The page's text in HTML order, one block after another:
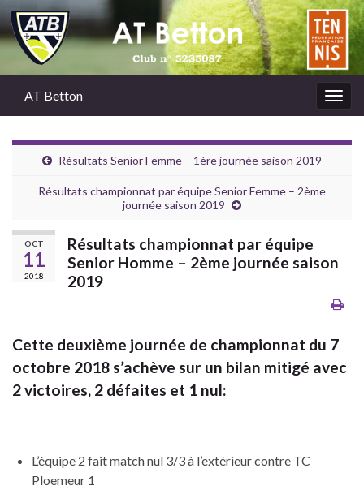
AT Betton
Résultats Senior Femme – 1ère journée saison 2019
Résultats championnat par équipe Senior Femme – 2ème
journée saison 2019
OCT
11
2018
Résultats championnat par équipe
Senior Homme – 2ème journée saison
2019
Cette deuxième journée de championnat du 7
octobre 2018 s’achève sur un bilan mitigé avec
2 victoires, 2 défaites et 1 nul:
L’équipe 2 fait match nul 3/3 à l’extérieur contre TC
Ploemeur 1